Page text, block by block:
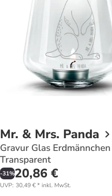
Mr. & Mrs. Panda
Gravur Glas
Transparent
-31%20,86 €
UVP: 30,49 €* inkl. MwSt.